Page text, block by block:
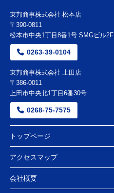
東邦商事株式会社 松本店
〒390-0811
松本市中央1丁目8番1号 SMGビル2F
0263-39-0104
東邦商事株式会社 上田店
〒386-0011
上田市中央北1丁目6番30号
0268-75-7575
トップページ
アクセスマップ
会社概要